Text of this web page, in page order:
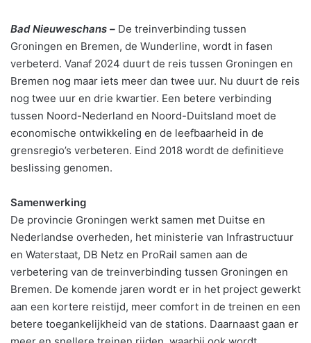
Bad Nieuweschans – De treinverbinding tussen
Groningen en Bremen, de Wunderline, wordt in fasen
verbeterd. Vanaf 2024 duurt de reis tussen Groningen en
Bremen nog maar iets meer dan twee uur. Nu duurt de reis
nog twee uur en drie kwartier. Een betere verbinding
tussen Noord-Nederland en Noord-Duitsland moet de
economische ontwikkeling en de leefbaarheid in de
grensregio’s verbeteren. Eind 2018 wordt de definitieve
beslissing genomen.
Samenwerking
De provincie Groningen werkt samen met Duitse en
Nederlandse overheden, het ministerie van Infrastructuur
en Waterstaat, DB Netz en ProRail samen aan de
verbetering van de treinverbinding tussen Groningen en
Bremen. De komende jaren wordt er in het project gewerkt
aan een kortere reistijd, meer comfort in de treinen en een
betere toegankelijkheid van de stations. Daarnaast gaan er